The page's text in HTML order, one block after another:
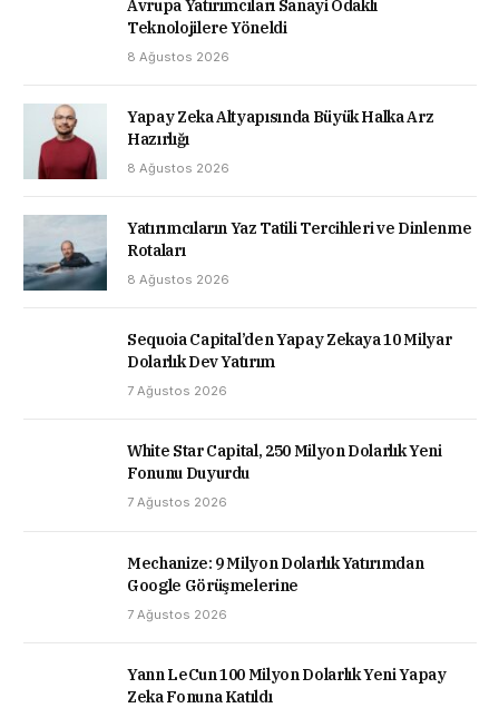
Avrupa Yatırımcıları Sanayi Odaklı
Teknolojilere Yöneldi
8 Ağustos 2026
Yapay Zeka Altyapısında Büyük Halka Arz
Hazırlığı
8 Ağustos 2026
Yatırımcıların Yaz Tatili Tercihleri ve Dinlenme
Rotaları
8 Ağustos 2026
Sequoia Capital’den Yapay Zekaya 10 Milyar
Dolarlık Dev Yatırım
7 Ağustos 2026
White Star Capital, 250 Milyon Dolarlık Yeni
Fonunu Duyurdu
7 Ağustos 2026
Mechanize: 9 Milyon Dolarlık Yatırımdan
Google Görüşmelerine
7 Ağustos 2026
Yann LeCun 100 Milyon Dolarlık Yeni Yapay
Zeka Fonuna Katıldı